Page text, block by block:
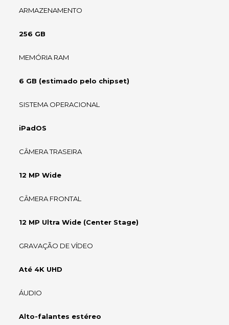
ARMAZENAMENTO
256 GB
MEMÓRIA RAM
6 GB (estimado pelo chipset)
SISTEMA OPERACIONAL
iPadOS
CÂMERA TRASEIRA
12 MP Wide
CÂMERA FRONTAL
12 MP Ultra Wide (Center Stage)
GRAVAÇÃO DE VÍDEO
Até 4K UHD
ÁUDIO
Alto-falantes estéreo